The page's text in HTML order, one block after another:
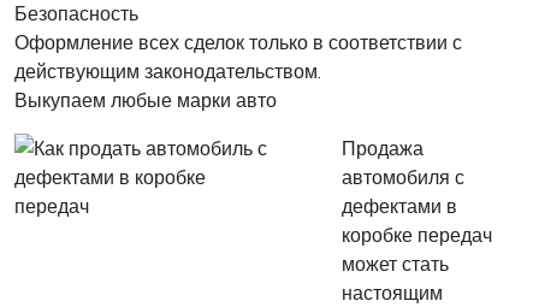
Безопасность
Оформление всех сделок только в соответствии с
действующим законодательством.
Выкупаем любые марки авто
Продажа
автомобиля с
дефектами в
коробке передач
может стать
настоящим